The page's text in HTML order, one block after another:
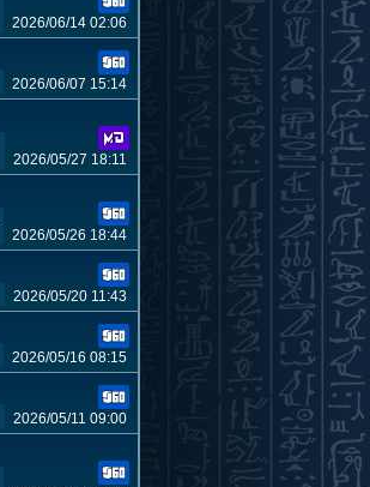
2026/06/14 02:06
2026/06/07 15:14
2026/05/27 18:11
2026/05/26 18:44
2026/05/20 11:43
2026/05/16 08:15
2026/05/11 09:00